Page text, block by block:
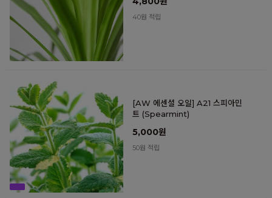
40원 적립
[AW 에센셜 오일] A21 스피아민
트 (Spearmint)
5,000원
50원 적립